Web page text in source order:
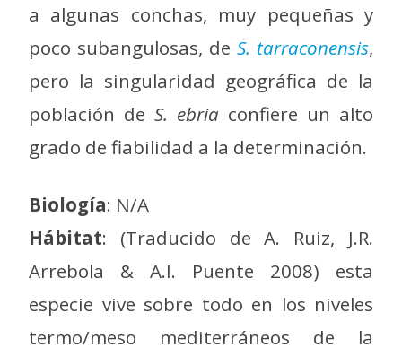
a algunas conchas, muy pequeñas y
poco subangulosas, de S. tarraconensis,
pero la singularidad geográfica de la
población de S. ebria confiere un alto
grado de fiabilidad a la determinación.
Biología: N/A
Hábitat: (Traducido de A. Ruiz, J.R.
Arrebola & A.I. Puente 2008) esta
especie vive sobre todo en los niveles
termo/meso mediterráneos de la